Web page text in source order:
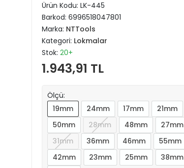
Ürün Kodu: LK-445
Barkod: 6996518047801
Marka: NTTools
Kategori: Lokmalar
Stok: 20+
1.943,91 TL
Ölçü:
19mm
24mm 17mm 21mm
50mm
28mm 48mm 27mm
31mm
36mm 46mm 55mm
42mm
23mm 25mm 38mm